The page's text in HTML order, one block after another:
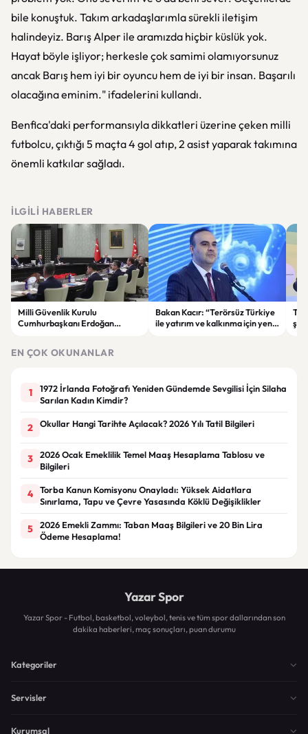
bile konuştuk. Takım arkadaşlarımla sürekli iletişim
halindeyiz. Barış Alper ile aramızda hiçbir küslük yok.
Hayat böyle işliyor; herkesle çok samimi olamıyorsunuz
ancak Barış hem iyi bir oyuncu hem de iyi bir insan. Başarılı
olacağına eminim." ifadelerini kullandı.
Benfica'daki performansıyla dikkatleri üzerine çeken milli
futbolcu, çıktığı 5 maçta 4 gol atıp, 2 asist yaparak takımına
önemli katkılar sağladı.
İLGILI HABERLER
Milli Güvenlik Kurulu
Cumhurbaşkanı Erdoğan
Bakan Kacır: “Terörsüz Türkiye
ile yatırım ve kalkınma için yeni
EN ÇOK OKUNANLAR
1
1972 İrlanda Fotoğrafı Yeniden Gündemde Sevgilisi İçin Silaha
Sarılan Kadın Kimdir?
2 Okullar Hangi Tarihte Açılacak? 2026 Yılı Tatil Bilgileri
3
2026 Ocak Emeklilik Temel Maaş Hesaplama Tablosu ve
Bilgileri
4
Torba Kanun Komisyonu Onayladı: Yüksek Aidatlara
Sınırlama, Tapu ve Çevre Yasasında Köklü Değişiklikler
5
2026 Emekli Zammı: Taban Maaş Bilgileri ve 20 Bin Lira
Ödeme Hesaplama!
Yazar Spor
Yazar Spor - Futbol, basketbol, voleybol, tenis ve tüm spor dallarından son
dakika haberleri, maç sonuçları, puan durumu
Kategoriler
Servisler
Kurumsal